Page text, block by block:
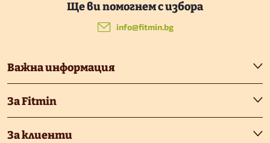
т
е
р
Важна информация
За Fitmin
За клиенти
info@fitmin.bg